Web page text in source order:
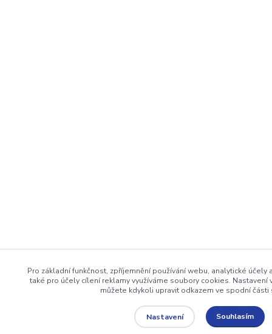
Pro základní funkčnost, zpříjemnění používání webu, analytické
také pro účely cílení reklamy využíváme soubory cookies.
můžete kdykoli upravit odkazem ve spodní části
Nastavení Souhlasím